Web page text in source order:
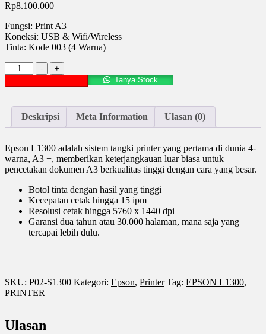
Rp8.100.000
Fungsi: Print A3+
Koneksi: USB & Wifi/Wireless
Tinta: Kode 003 (4 Warna)
-
Kuantitas
PRINTER
EPSON
+
Tanya Stock
Deskripsi Meta Information Ulasan (0)
Epson L1300 adalah sistem tangki printer yang pertama di dunia 4-
warna, A3 +, memberikan keterjangkauan luar biasa untuk
pencetakan dokumen A3 berkualitas tinggi dengan cara yang besar.
Botol tinta dengan hasil yang tinggi
Kecepatan cetak hingga 15 ipm
Resolusi cetak hingga 5760 x 1440 dpi
Garansi dua tahun atau 30.000 halaman, mana saja yang
tercapai lebih dulu.
SKU: P02-S1300 Kategori: Epson, Printer Tag: EPSON L1300,
PRINTER
Ulasan